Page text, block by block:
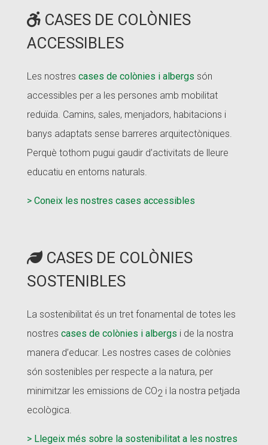
CASES DE COLÒNIES
ACCESSIBLES
Les nostres cases de colònies i albergs són
accessibles per a les persones amb mobilitat
reduïda. Camins, sales, menjadors, habitacions i
banys adaptats sense barreres arquitectòniques.
Perquè tothom pugui gaudir d’activitats de lleure
educatiu en entorns naturals.
> Coneix les nostres cases accessibles
CASES DE COLÒNIES
SOSTENIBLES
La sostenibilitat és un tret fonamental de totes les
nostres cases de colònies i albergs i de la nostra
manera d’educar. Les nostres cases de colònies
són sostenibles per respecte a la natura, per
minimitzar les emissions de CO2 i la nostra petjada
ecològica.
> Llegeix més sobre la sostenibilitat a les nostres